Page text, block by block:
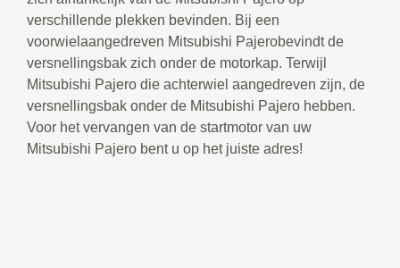
verschillende plekken bevinden. Bij een
voorwielaangedreven Mitsubishi Pajerobevindt de
versnellingsbak zich onder de motorkap. Terwijl
Mitsubishi Pajero die achterwiel aangedreven zijn, de
versnellingsbak onder de Mitsubishi Pajero hebben.
Voor het vervangen van de startmotor van uw
Mitsubishi Pajero bent u op het juiste adres!